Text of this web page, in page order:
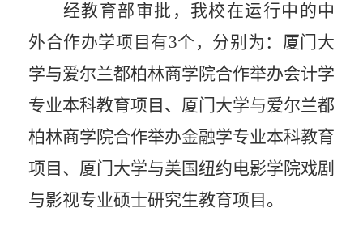
经教育部审批，我校在运行中的中
外合作办学项目有3个，分别为：厦门大
学与爱尔兰都柏林商学院合作举办会计学
专业本科教育项目、厦门大学与爱尔兰都
柏林商学院合作举办金融学专业本科教育
项目、厦门大学与美国纽约电影学院戏剧
与影视专业硕士研究生教育项目。